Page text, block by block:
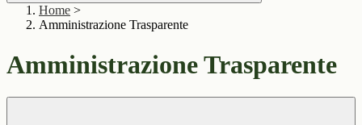
Home >
Amministrazione Trasparente
Amministrazione Trasparente